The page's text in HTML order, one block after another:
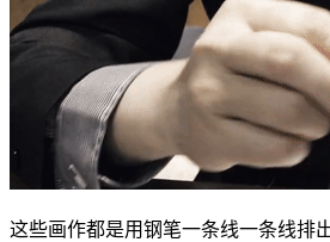
这些画作都是用钢笔一条线一条线排